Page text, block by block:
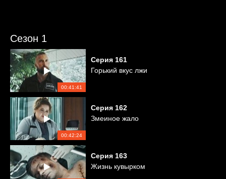
Сезон 1
00:41:41
Серия 161
Горький вкус лжи
00:42:24
Серия 162
Змеиное жало
Серия 163
Жизнь кувырком